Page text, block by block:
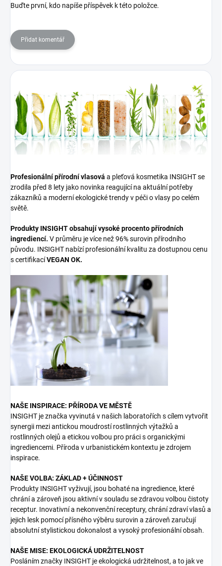
Buďte první, kdo napíše příspěvek k této položce.
Přidat komentář
Profesionální přírodní vlasová a pleťová kosmetika INSIGHT se
zrodila před 8 lety jako novinka reagující na aktuální potřeby
zákazníků a moderní ekologické trendy v péči o vlasy po celém
světě.
Produkty INSIGHT obsahují vysoké procento přírodních
ingrediencí. V průměru je více než 96% surovin přírodního
původu. INSIGHT nabízí profesionální kvalitu za dostupnou cenu
s certifikacíVEGAN OK.
NAŠE INSPIRACE: PŘÍRODA VE MĚSTĚ
INSIGHT je značka vyvinutá v našich laboratořích s cílem vytvořit
synergii mezi antickou moudrostí rostlinných výtažků a
rostlinných olejů a etickou volbou pro práci s organickými
ingrediencemi. Příroda v urbanistickém kontextu je zdrojem
inspirace.
NAŠE VOLBA: ZÁKLAD + ÚČINNOST
Produkty INSIGHT vyživují, jsou bohaté na ingredience, které
chrání a zároveň jsou aktivní v souladu se zdravou volbou čistoty
receptur. Inovativní a nekonvenční receptury, chrání zdraví vlasů a
jejich lesk pomocí přísného výběru surovin a zároveň zaručují
absolutní stylistickou dokonalost a vysoký profesionální obsah.
NAŠE MISE: EKOLOGICKÁ UDRŽITELNOST
Posláním značky INSIGHT je ekologická udržitelnost, a to jak ve